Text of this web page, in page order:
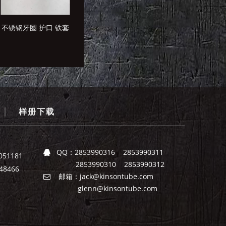
不锈钢牙圈 护口 铁套
90度弹簧接头 金属接
头 弹簧接头
不锈钢内牙接头 不锈
钢金属内丝接头 内螺
纹接头
| 样册下载
 QQ： 2853990316 2853990311
2853990310 2853990312
 邮箱： jack@kinsontube.com
glenn@kinsontube.com